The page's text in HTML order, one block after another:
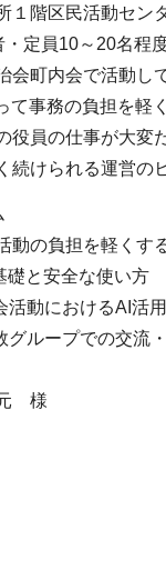
階区民活動セン
・定員10～20名程
会町内会で活動し
て事務の負担を軽
役員の仕事が大変
続けられる運営の
の負担を軽くす
と安全な使い方
動におけるAI活用
ループでの交流
様